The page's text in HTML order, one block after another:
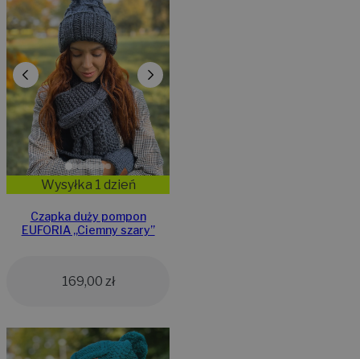
Wysyłka 1 dzień
Czapka duży pompon
EUFORIA ,,Ciemny szary”
169,00 zł